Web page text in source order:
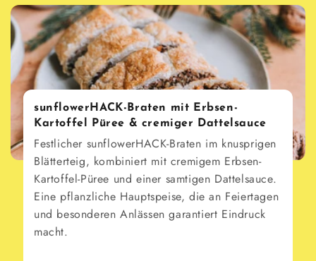
sunflowerHACK-Braten mit Erbsen-
Kartoffel Püree & cremiger Dattelsauce
Festlicher sunflowerHACK-Braten im knusprigen
Blätterteig, kombiniert mit cremigem Erbsen-
Kartoffel-Püree und einer samtigen Dattelsauce.
Eine pflanzliche Hauptspeise, die an Feiertagen
und besonderen Anlässen garantiert Eindruck
macht.